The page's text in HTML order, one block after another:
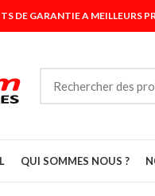
DE GARANTIE A MEILLEURS
QUI SOMMES NOUS ?